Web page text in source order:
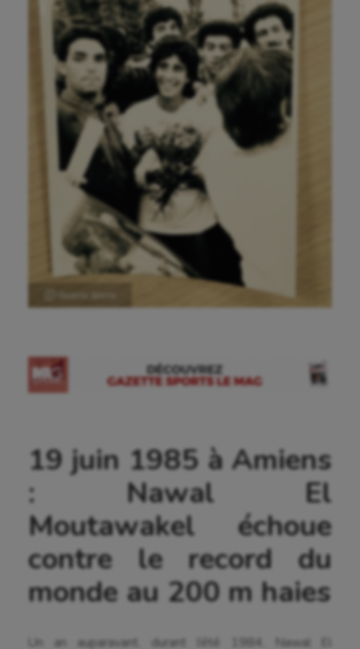
Aéronautique
Athlétisme
Auto
19 juin 1985 à Amiens
: Nawal El
Moutawakel échoue
contre le record du
monde au 200 m haies
Un an auparavant, durant l’été 1984, Nawal El